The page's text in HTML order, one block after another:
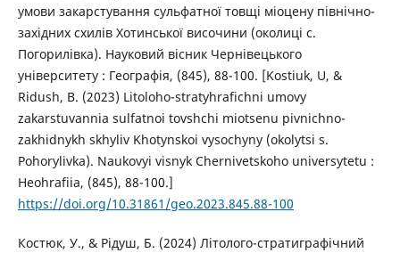
умови закарстування сульфатної товщі міоцену північно-
західних схилів Хотинської височини (околиці с.
Погорилівка). Науковий вісник Чернівецького
університету : Географія, (845), 88-100. [Kostiuk, U, &
Ridush, B. (2023) Litoloho-stratyhrafichni umovy
zakarstuvannia sulfatnoi tovshchi miotsenu pivnichno-
zakhidnykh skhyliv Khotynskoi vysochyny (okolytsi s.
Pohorylivka). Naukovyi visnyk Chernivetskoho universytetu :
Heohrafiia, (845), 88-100.]
https://doi.org/10.31861/geo.2023.845.88-100
Костюк, У., & Рідуш, Б. (2024) Літолого-стратиграфічний